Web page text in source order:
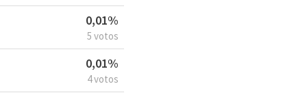
0,01%
5 votos
0,01%
4 votos